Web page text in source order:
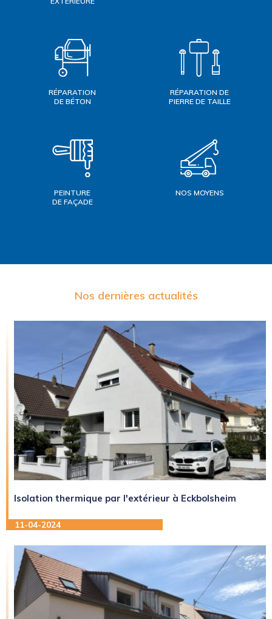
RÉPARATION
DE BÉTON
RÉPARATION DE
PIERRE DE TAILLE
PEINTURE
DE FAÇADE
NOS MOYENS
Nos dernières actualités
Isolation thermique par l'extérieur à Eckbolsheim
11-04-2024